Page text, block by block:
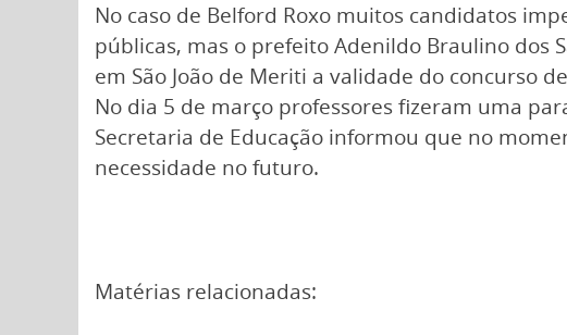
No caso de Belford Roxo muitos candidatos
públicas, mas o prefeito Adenildo Braulino dos
em São João de Meriti a validade do concurso
No dia 5 de março professores fizeram uma
Secretaria de Educação informou que no
necessidade no futuro.
Matérias relacionadas: